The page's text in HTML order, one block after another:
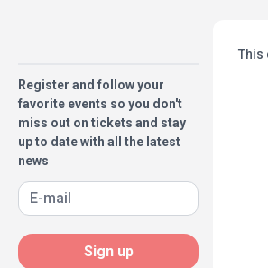
Register and follow your
favorite events so you don't
miss out on tickets and stay
up to date with all the latest
news
Sign up
This